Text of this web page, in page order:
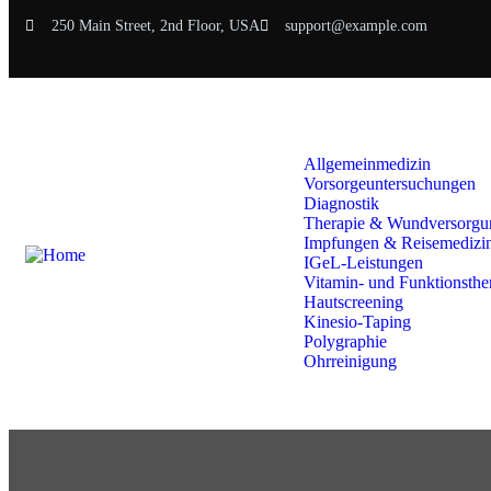
250 Main Street, 2nd Floor, USA support@example.com
Allgemeinmedizin
Vorsorgeuntersuchungen
Diagnostik
Therapie &
Impfungen &
IGeL-Leistungen
Vitamin- und
Hautscreening
Kinesio-Taping
Polygraphie
Ohrreinigung